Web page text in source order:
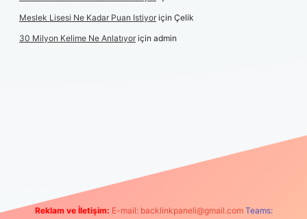
Meslek Lisesi Ne Kadar Puan Istiyoriçin Çelik
30 Milyon Kelime Ne Anlatıyoriçin admin
elexbetgiris.org
Reklam ve İletişim: E-mail: backlinkpaneli@gmail.com Teams: